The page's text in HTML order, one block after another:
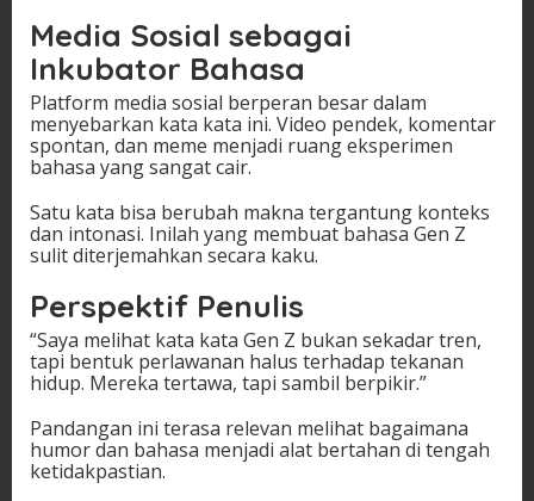
Media Sosial sebagai
Inkubator Bahasa
Platform media sosial berperan besar dalam
menyebarkan kata kata ini. Video pendek, komentar
spontan, dan meme menjadi ruang eksperimen
bahasa yang sangat cair.
Satu kata bisa berubah makna tergantung konteks
dan intonasi. Inilah yang membuat bahasa Gen Z
sulit diterjemahkan secara kaku.
Perspektif Penulis
“Saya melihat kata kata Gen Z bukan sekadar tren,
tapi bentuk perlawanan halus terhadap tekanan
hidup. Mereka tertawa, tapi sambil berpikir.”
Pandangan ini terasa relevan melihat bagaimana
humor dan bahasa menjadi alat bertahan di tengah
ketidakpastian.